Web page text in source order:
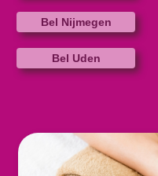
Bel Nijmegen
Bel Uden